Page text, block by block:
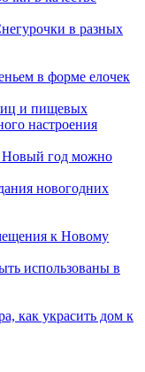
в разных
в форме елочек
и пищевых
настроения
Новый год можно
новогодних
к Новому
использованы в
как украсить дом к